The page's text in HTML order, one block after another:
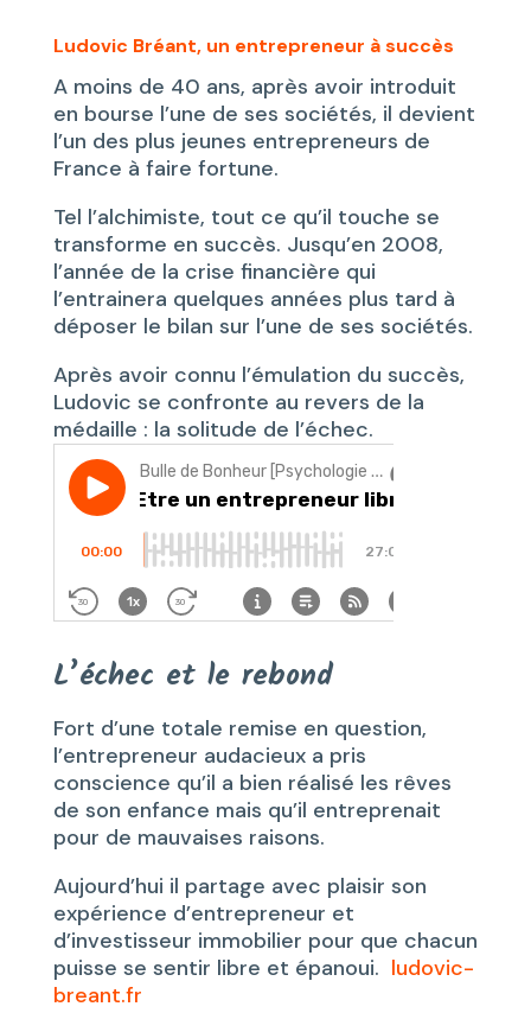
Ludovic Bréant, un entrepreneur à succès
A moins de 40 ans, après avoir introduit
en bourse l’une de ses sociétés, il devient
l’un des plus jeunes entrepreneurs de
France à faire fortune.
Tel l’alchimiste, tout ce qu’il touche se
transforme en succès. Jusqu’en 2008,
l’année de la crise financière qui
l’entrainera quelques années plus tard à
déposer le bilan sur l’une de ses sociétés.
Après avoir connu l’émulation du succès,
Ludovic se confronte au revers de la
médaille : la solitude de l’échec.
L’échec et le rebond
Fort d’une totale remise en question,
l’entrepreneur audacieux a pris
conscience qu’il a bien réalisé les rêves
de son enfance mais qu’il entreprenait
pour de mauvaises raisons.
Aujourd’hui il partage avec plaisir son
expérience d’entrepreneur et
d’investisseur immobilier pour que chacun
puisse se sentir libre et épanoui. ludovic-
breant.fr